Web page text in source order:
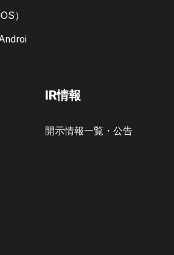
）
IR情報
開示情報一覧・公告